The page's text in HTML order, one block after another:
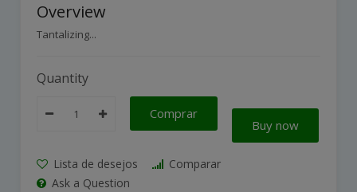
Overview
Tantalizing...
Quantity
Comprar
Buy now
Lista de desejos
Comparar
Ask a Question